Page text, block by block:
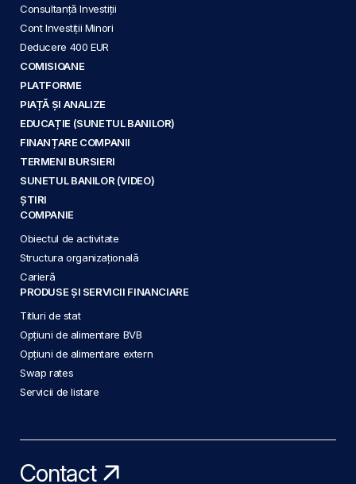
Consultanță Investiții
Cont Investiții Minori
Deducere 400 EUR
COMISIOANE
PLATFORME
PIAȚĂ ȘI ANALIZE
EDUCAȚIE (SUNETUL BANILOR)
FINANȚARE COMPANII
TERMENI BURSIERI
SUNETUL BANILOR (VIDEO)
ȘTIRI
COMPANIE
Obiectul de activitate
Structura organizațională
Carieră
PRODUSE ȘI SERVICII FINANCIARE
Titluri de stat
Opțiuni de alimentare BVB
Opțiuni de alimentare extern
Swap rates
Servicii de listare
Contact